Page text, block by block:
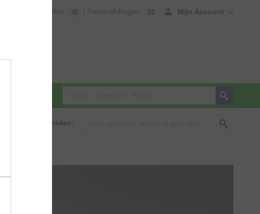
Mijn Account
Files 0 | Treinmeldingen 12
in foto & video: